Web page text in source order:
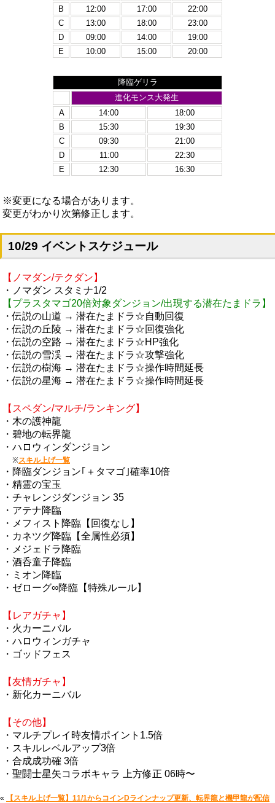
B
12:00 17:00
22:00
C
13:00 18:00
23:00
D
09:00 14:00
19:00
E
10:00 15:00 20:00
降臨ゲリラ
進化モンス大発生
A
14:00
18:00
B
15:30
19:30
C
09:30
21:00
D
11:00
22:30
E
12:30 16:30
※変更になる場合があります。
変更がわかり次第修正します。
10/29 イベントスケジュール
【ノマダン/テクダン】
・ノマダン スタミナ1/2
【プラスタマゴ20倍対象ダンジョン/出現する潜在たまドラ】
・伝説の山道 → 潜在たまドラ☆自動回復
・伝説の丘陵 → 潜在たまドラ☆回復強化
・伝説の空路 → 潜在たまドラ☆HP強化
・伝説の雪渓 → 潜在たまドラ☆攻撃強化
・伝説の樹海 → 潜在たまドラ☆操作時間延長
・伝説の星海 → 潜在たまドラ☆操作時間延長
【スペダン/マルチ/ランキング】
・木の護神龍
・碧地の転界龍
・ハロウィンダンジョン
※スキル上げ一覧
・降臨ダンジョン｢＋タマゴ｣確率10倍
・精霊の宝玉
・チャレンジダンジョン 35
・アテナ降臨
・メフィスト降臨【回復なし】
・カネツグ降臨【全属性必須】
・メジェドラ降臨
・酒呑童子降臨
・ミオン降臨
・ゼローグ∞降臨【特殊ルール】
【レアガチャ】
・火カーニバル
・ハロウィンガチャ
・ゴッドフェス
【友情ガチャ】
・新化カーニバル
【その他】
・マルチプレイ時友情ポイント1.5倍
・スキルレベルアップ3倍
・合成成功確 3倍
・聖闘士星矢コラボキャラ 上方修正 06時〜
«
【スキル上げ一覧】11/1からコインDラインナップ更新、転界龍と機甲龍が配信